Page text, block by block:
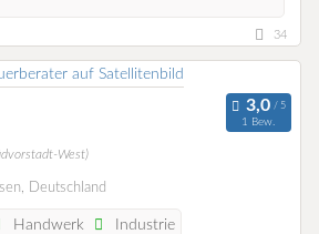
34
1 Bew.
West)
Deutschland
Handwerk Industrie